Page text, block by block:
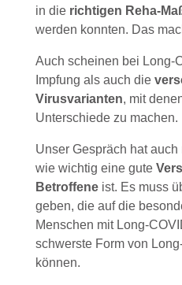
in die richtigen Reha-
werden konnten. Das
Auch scheinen bei Long-
Impfung als auch die
Virusvarianten, mit
Unterschiede zu machen.
Unser Gespräch hat
wie wichtig eine gute
Betroffeneist. Es muss
geben, die auf die
Menschen mit Long-
schwerste Form von
können.